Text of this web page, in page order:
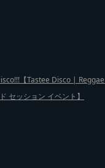
【Tastee Disco |
セッション イベント】